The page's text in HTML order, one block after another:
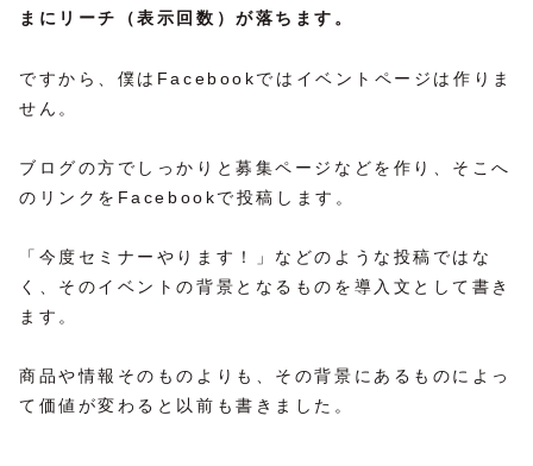
まにリーチ（表示回数）が落ちます。
ですから、僕はFacebookではイベントページは作りま
せん。
ブログの方でしっかりと募集ページなどを作り、そこへ
のリンクをFacebookで投稿します。
「今度セミナーやります！」などのような投稿ではな
く、そのイベントの背景となるものを導入文として書き
ます。
商品や情報そのものよりも、その背景にあるものによっ
て価値が変わると以前も書きました。